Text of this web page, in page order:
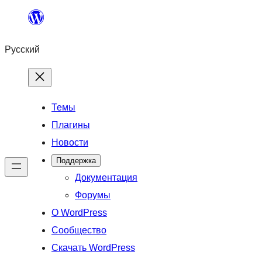
Перейти
содержимому
Русский
Темы
Плагины
Новости
Поддержка
Документация
Форумы
О WordPress
Сообщество
Скачать WordPress